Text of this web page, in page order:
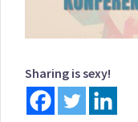
Sharing is sexy!